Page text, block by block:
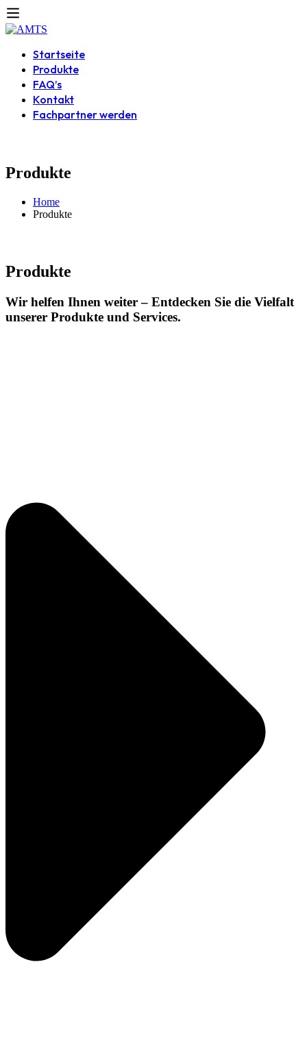
Startseite
Produkte
FAQ’s
Kontakt
Fachpartner werden
Produkte
Home
Produkte
Produkte
Wir helfen Ihnen weiter – Entdecken Sie die Vielfalt
unserer Produkte und Services.